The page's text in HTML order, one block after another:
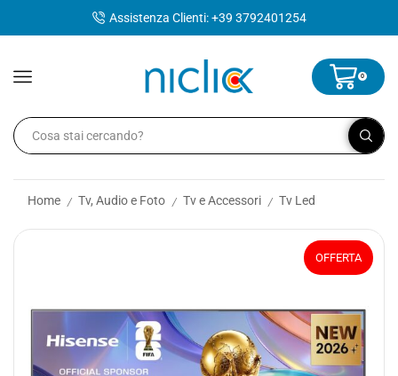
Assistenza Clienti: +39 3792401254
0
Home / Tv, Audio e Foto / Tv e Accessori / Tv Led
OFFERTA